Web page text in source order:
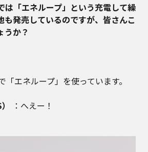
は「エネループ」という充電して繰
も発売しているのですが、皆さんこ
うか？
「エネループ」を使っています。
：へえー！